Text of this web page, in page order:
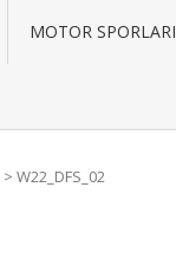
MOTOR SPORLARI
> W22_DFS_02